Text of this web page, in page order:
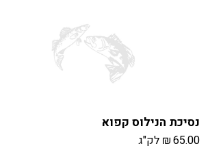
נסיכת הנילוס קפוא
₪65.00 לק"ג